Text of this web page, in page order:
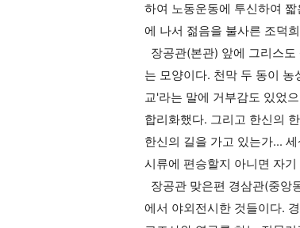
하여 노동운동에 투신하여
에 나서 젊음을 불사른 조덕
장공관(본관) 앞에 그리스
는 모양이다. 천막 두 동이
교'라는 말에 거부감도 있었
합리화했다. 그리고 한신의
한신의 길을 가고 있는가...
시류에 편승할지 아니면 자
장공관 맞은편 경삼관(중앙
에서 야외전시한 것들이다.